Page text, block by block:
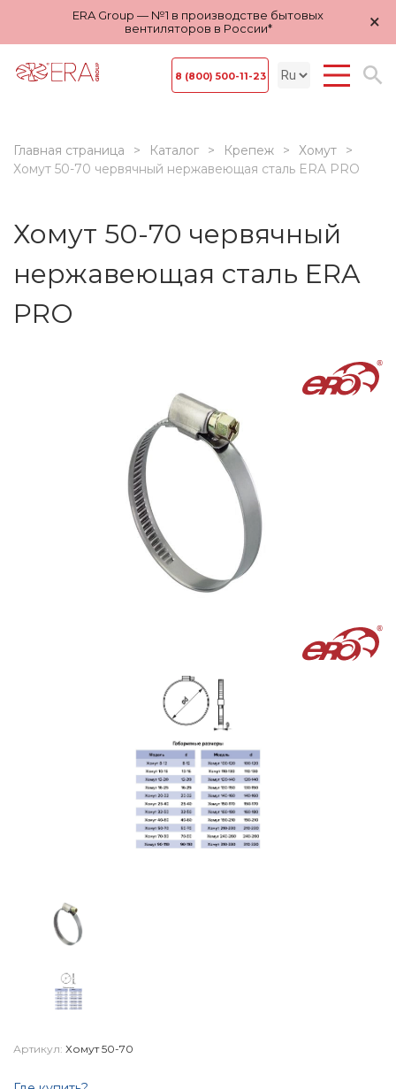
ERA Group — №1 в производстве бытовых
вентиляторов в России*
×
8 (800) 500-11-23
Главная страница Каталог Крепеж
Хомут
Хомут 50-70 червячный нержавеющая сталь ERA PRO
Хомут 50-70 червячный
нержавеющая сталь ERA
PRO
Артикул: Хомут 50-70